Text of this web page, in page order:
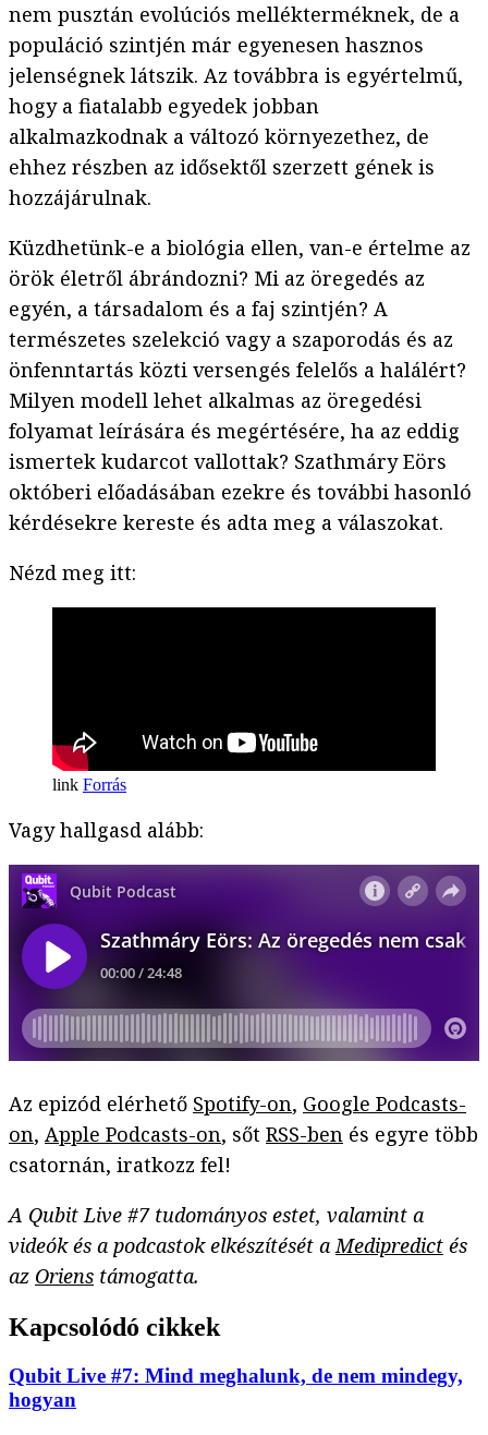
nem pusztán evolúciós mellékterméknek, de a
populáció szintjén már egyenesen hasznos
jelenségnek látszik. Az továbbra is egyértelmű,
hogy a fiatalabb egyedek jobban
alkalmazkodnak a változó környezethez, de
ehhez részben az idősektől szerzett gének is
hozzájárulnak.
Küzdhetünk-e a biológia ellen, van-e értelme az
örök életről ábrándozni? Mi az öregedés az
egyén, a társadalom és a faj szintjén? A
természetes szelekció vagy a szaporodás és az
önfenntartás közti versengés felelős a halálért?
Milyen modell lehet alkalmas az öregedési
folyamat leírására és megértésére, ha az eddig
ismertek kudarcot vallottak? Szathmáry Eörs
októberi előadásában ezekre és további hasonló
kérdésekre kereste és adta meg a válaszokat.
Nézd meg itt:
Forrás
Vagy hallgasd alább:
Az epizód elérhető Spotify-on, Google Podcasts-
on, Apple Podcasts-on, sőt RSS-ben és egyre több
csatornán, iratkozz fel!
A Qubit Live #7 tudományos estet, valamint a
videók és a podcastok elkészítését aMedipredict és
az Oriens támogatta.
Kapcsolódó cikkek
Qubit Live #7: Mind meghalunk, de nem mindegy,
hogyan